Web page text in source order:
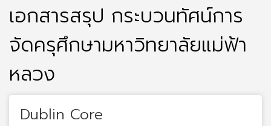
เอกสารสรุป กระบวนทัศน์การ
จัดครุศึกษามหาวิทยาลัยแม่ฟ้า
หลวง
Dublin Core